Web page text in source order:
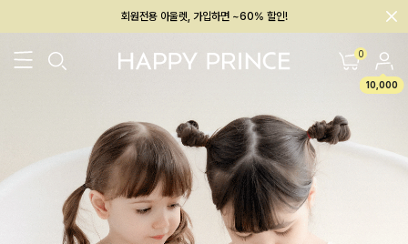
회원전용 아울렛, 가입하면 ~60% 할인!
0
10,000